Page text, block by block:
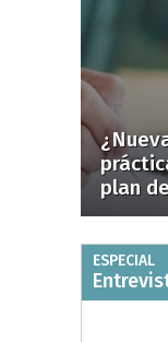
plan
ESPECIAL